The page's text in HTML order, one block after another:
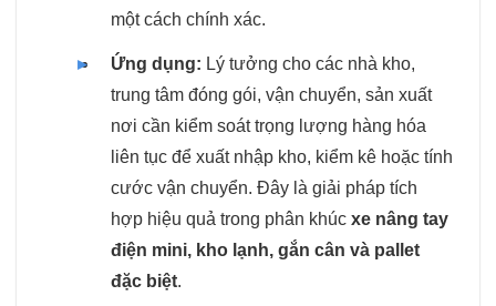
một cách chính xác.
Ứng dụng: Lý tưởng cho các nhà kho,
trung tâm đóng gói, vận chuyển, sản xuất
nơi cần kiểm soát trọng lượng hàng hóa
liên tục để xuất nhập kho, kiểm kê hoặc tính
cước vận chuyển. Đây là giải pháp tích
hợp hiệu quả trong phân khúc xe nâng tay
điện mini, kho lạnh, gắn cân và pallet
đặc biệt.